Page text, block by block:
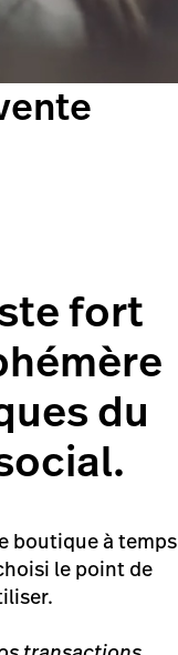
fort
du
boutique à temps
le point de